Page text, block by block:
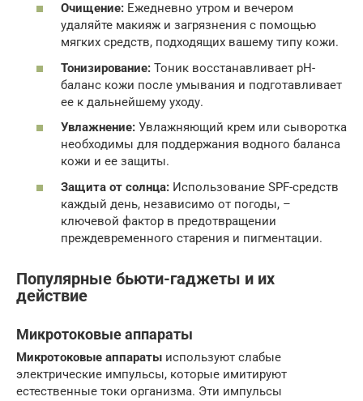
Очищение: Ежедневно утром и вечером
удаляйте макияж и загрязнения с помощью
мягких средств, подходящих вашему типу кожи.
Тонизирование: Тоник восстанавливает pH-
баланс кожи после умывания и подготавливает
ее к дальнейшему уходу.
Увлажнение: Увлажняющий крем или сыворотка
необходимы для поддержания водного баланса
кожи и ее защиты.
Защита от солнца: Использование SPF-средств
каждый день, независимо от погоды, –
ключевой фактор в предотвращении
преждевременного старения и пигментации.
Популярные бьюти-гаджеты и их
действие
Микротоковые аппараты
Микротоковые аппараты используют слабые
электрические импульсы, которые имитируют
естественные токи организма. Эти импульсы